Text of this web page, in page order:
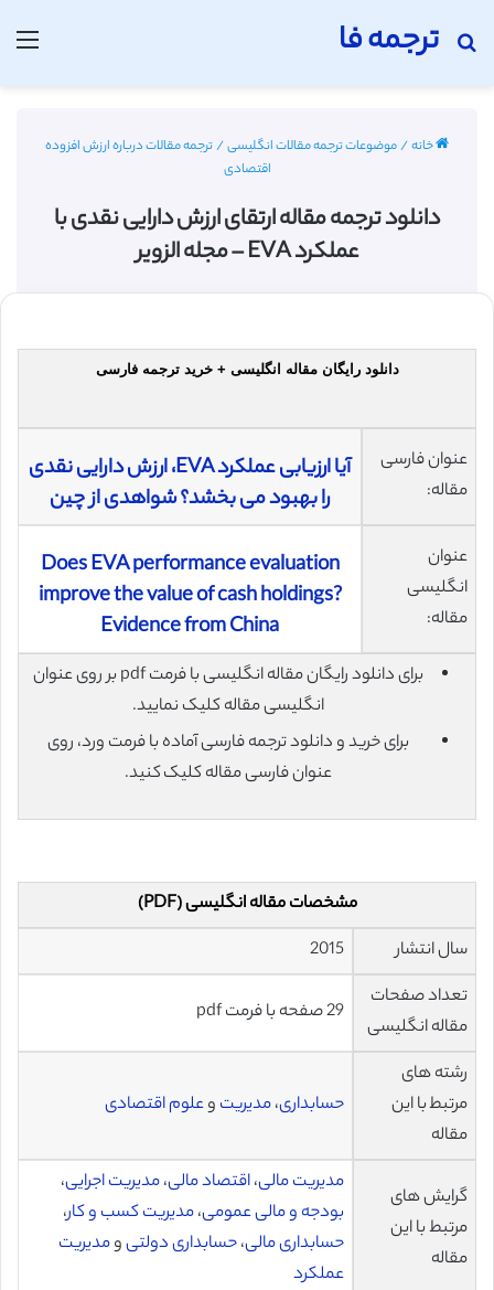
ترجمه فا
جستجو برای
خانه/موضوعات ترجمه مقالات انگلیسی/ترجمه مقالات درباره ارزش افزوده
اقتصادی
دانلود ترجمه مقاله ارتقای ارزش دارایی نقدی با
عملکرد EVA – مجله الزویر
دانلود رایگان مقاله انگلیسی + خرید ترجمه فارسی
عنوان فارسی
مقاله:
آیا ارزیابی عملکرد EVA، ارزش دارایی نقدی
را بهبود می بخشد؟ شواهدی از چین
عنوان
انگلیسی
مقاله:
Does EVA performance evaluation
improve the value of cash holdings?
Evidence from China
برای دانلود رایگان مقاله انگلیسی با فرمت pdf بر روی عنوان
انگلیسی مقاله کلیک نمایید.
برای خرید و دانلود ترجمه فارسی آماده با فرمت ورد، روی
عنوان فارسی مقاله کلیک کنید.
مشخصات مقاله انگلیسی (PDF)
سال انتشار
2015
تعداد صفحات
مقاله انگلیسی
29 صفحه با فرمت pdf
رشته های
مرتبط با این
مقاله
حسابداری،مدیریت وعلوم اقتصادی
گرایش های
مرتبط با این
مقاله
مدیریت مالی،اقتصاد مالی،مدیریت اجرایی،
بودجه و مالی عمومی،مدیریت کسب و کار،
حسابداری مالی،حسابداری دولتیومدیریت
عملکرد